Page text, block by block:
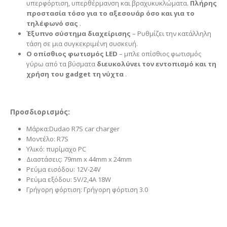
υπερφόρτιση, υπερθέρμανση και βραχυκυκλώματα. Πλήρης
προστασία τόσο για το αξεσουάρ όσο και για το
τηλέφωνό σας .
Έξυπνο σύστημα διαχείρισης – Ρυθμίζει την κατάλληλη
τάση σε μια συγκεκριμένη συσκευή.
Ο οπίσθιος φωτισμός LED – μπλε οπίσθιος φωτισμός
γύρω από τα βύσματα διευκολύνει τον εντοπισμό και τη
χρήση του gadget τη νύχτα .
Προσδιορισμός:
Μάρκα:Dudao R7S car charger
Μοντέλο: R7S
Υλικό: πυρίμαχο PC
Διαστάσεις: 79mm x 44mm x 24mm
Ρεύμα εισόδου: 12V-24V
Ρεύμα εξόδου: 5V/2,4A 18W
Γρήγορη φόρτιση: Γρήγορη φόρτιση 3.0